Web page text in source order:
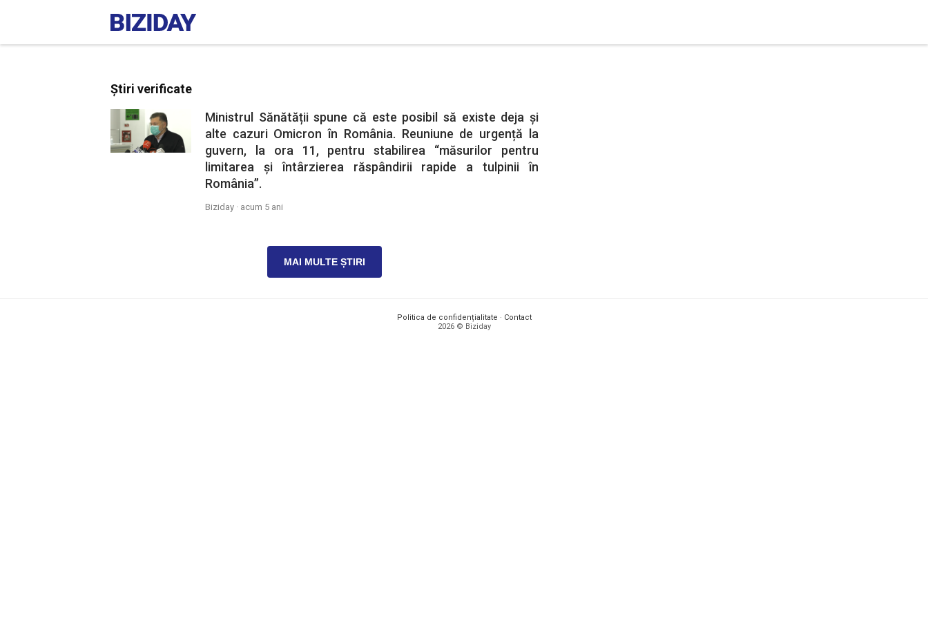
Știri verificate
Ministrul Sănătății spune că este posibil să existe deja și
alte cazuri Omicron în România. Reuniune de urgență la
guvern, la ora 11, pentru stabilirea “măsurilor pentru
limitarea și întârzierea răspândirii rapide a tulpinii în
România”.
Biziday · acum 5 ani
MAI MULTE ȘTIRI
Politica de confidențialitate · Contact
2026 © Biziday